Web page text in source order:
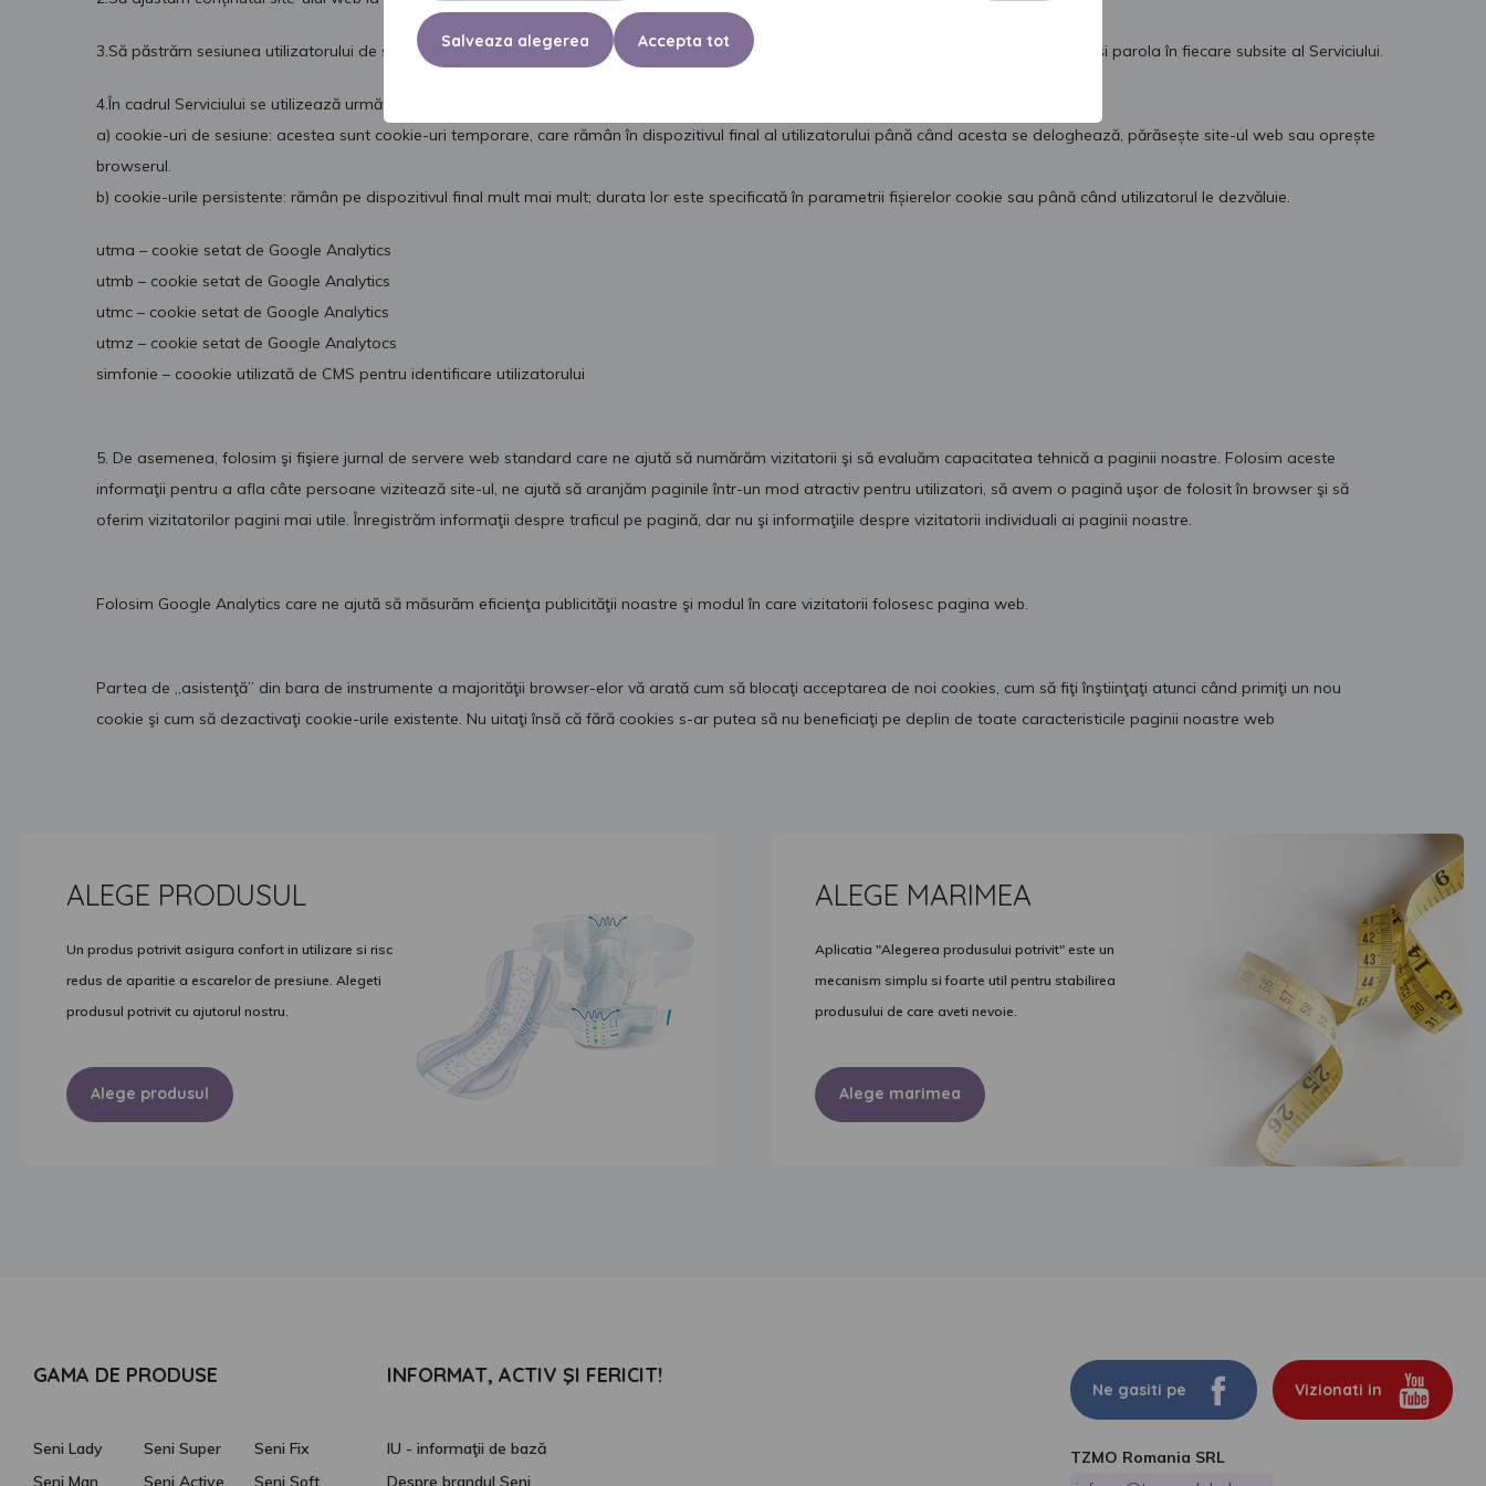
3.Să păstrăm sesiunea utilizatorului de serviciu (după conectare), astfel încât utilizatorul să nu fie nevoit să introducă datele de conectare și parola în fiecare subsite al Serviciului.
4.În cadrul Serviciului se utilizează următoarele tipuri de cookie-uri:
a) cookie-uri de sesiune: acestea sunt cookie-uri temporare, care rămân în dispozitivul final al utilizatorului până când acesta se deloghează, părăsește site-ul web sau oprește
browserul.
b) cookie-urile persistente: rămân pe dispozitivul final mult mai mult; durata lor este specificată în parametrii fișierelor cookie sau până când utilizatorul le dezvăluie.
utma – cookie setat de Google Analytics
utmb – cookie setat de Google Analytics
utmc – cookie setat de Google Analytics
utmz – cookie setat de Google Analytocs
simfonie – coookie utilizată de CMS pentru identificare utilizatorului
5. De asemenea, folosim şi fişiere jurnal de servere web standard care ne ajută să numărăm vizitatorii şi să evaluăm capacitatea tehnică a paginii noastre. Folosim aceste
informaţii pentru a afla câte persoane vizitează site-ul, ne ajută să aranjăm paginile într-un mod atractiv pentru utilizatori, să avem o pagină uşor de folosit în browser şi să
oferim vizitatorilor pagini mai utile. Înregistrăm informaţii despre traficul pe pagină, dar nu şi informaţiile despre vizitatorii individuali ai paginii noastre.
Folosim Google Analytics care ne ajută să măsurăm eficienţa publicităţii noastre şi modul în care vizitatorii folosesc pagina web.
Partea de „asistenţă” din bara de instrumente a majorităţii browser-elor vă arată cum să blocaţi acceptarea de noi cookies, cum să fiţi înştiinţaţi atunci când primiţi un nou
cookie şi cum să dezactivaţi cookie-urile existente. Nu uitaţi însă că fără cookies s-ar putea să nu beneficiaţi pe deplin de toate caracteristicile paginii noastre web
ALEGE PRODUSUL
Un produs potrivit asigura confort in utilizare si risc
redus de aparitie a escarelor de presiune. Alegeti
produsul potrivit cu ajutorul nostru.
Alege produsul
ALEGE MARIMEA
Aplicatia "Alegerea produsului potrivit" este un
mecanism simplu si foarte util pentru stabilirea
produsului de care aveti nevoie.
Alege marimea
GAMA DE PRODUSE
Seni Lady
Seni Man
Seni Super
Seni Active
Seni Fix
Seni Soft
INFORMAT, ACTIV ŞI FERICIT!
IU - informaţii de bază
Despre brandul Seni
Ne gasiti pe Vizionati in
TZMO Romania SRL
Salveaza alegerea Accepta tot